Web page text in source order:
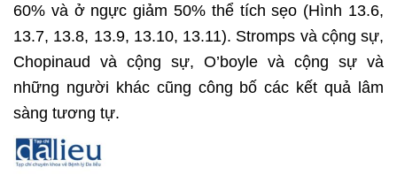
60% và ở ngực giảm 50% thể tích sẹo (Hình 13.6,
13.7, 13.8, 13.9, 13.10, 13.11). Stromps và cộng sự,
Chopinaud và cộng sự, O’boyle và cộng sự và
những người khác cũng công bố các kết quả lâm
sàng tương tự.